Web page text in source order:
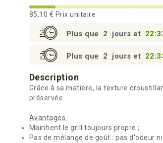
85,10 € Prix unitaire
Plus que 2 jours et
Plus que 2 jours et
Description
Grâce à sa matière, la texture
préservée.
Avantages :
Maintient le grill toujours propre ;
Pas de mélange de goût : pas d'odeur